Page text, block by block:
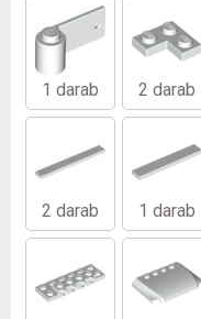
1 darab 2 darab
2 darab 1 darab